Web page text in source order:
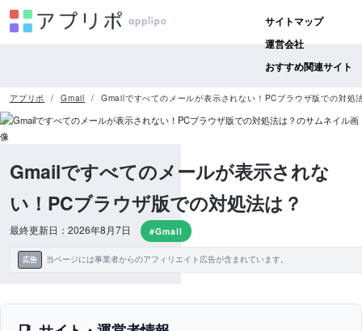
サイトマップ
運営会社
おすすめ関連サイト
アプリポ Gmail Gmailですべてのメールが表示されない！PCブラウザ版での対処
Gmailですべてのメールが表示されな
い！PCブラウザ版での対処法は？
最終更新日：2026年8月7日 #Gmail
広告 当ページには事業者からのアフィリエイト広告が含まれています。